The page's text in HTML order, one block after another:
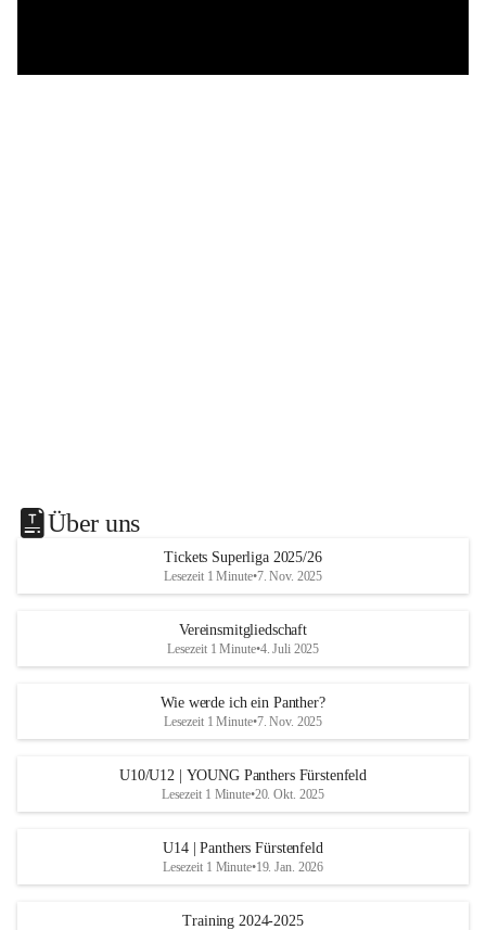
Über uns
Tickets Superliga 2025/26
Lesezeit 1 Minute•7. Nov. 2025
Vereinsmitgliedschaft
Lesezeit 1 Minute•4. Juli 2025
Wie werde ich ein Panther?
Lesezeit 1 Minute•7. Nov. 2025
U10/U12 | YOUNG Panthers Fürstenfeld
Lesezeit 1 Minute•20. Okt. 2025
U14 | Panthers Fürstenfeld
Lesezeit 1 Minute•19. Jan. 2026
Training 2024-2025